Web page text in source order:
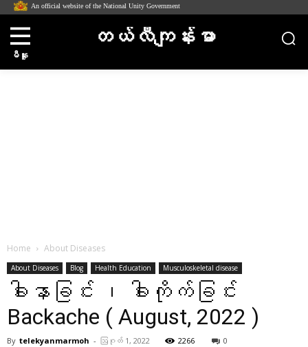
An official website of the National Unity Government
မီနူး
တယ်လီကျန်းမာ
Home About Diseases
About Diseases Blog Health Education Musculoskeletal disease
ခါးနာခြင်း ၊ ခါးကိုက်ခြင်း
Backache ( August, 2022 )
By telekyanmarmoh - ဩဂုတ် 1, 2022 2266
0